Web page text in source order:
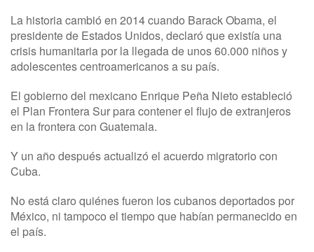
La historia cambió en 2014 cuando Barack Obama, el
presidente de Estados Unidos, declaró que existía una
crisis humanitaria por la llegada de unos 60.000 niños y
adolescentes centroamericanos a su país.
El gobierno del mexicano Enrique Peña Nieto estableció
el Plan Frontera Sur para contener el flujo de extranjeros
en la frontera con Guatemala.
Y un año después actualizó el acuerdo migratorio con
Cuba.
No está claro quiénes fueron los cubanos deportados por
México, ni tampoco el tiempo que habían permanecido en
el país.